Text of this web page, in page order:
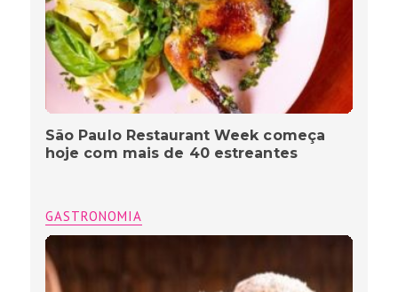
São Paulo Restaurant Week começa
hoje com mais de 40 estreantes
GASTRONOMIA